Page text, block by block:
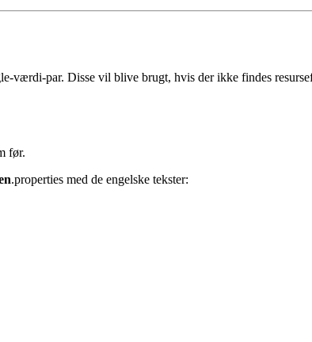
værdi-par. Disse vil blive brugt, hvis der ikke findes
før.
.properties med de engelske tekster: